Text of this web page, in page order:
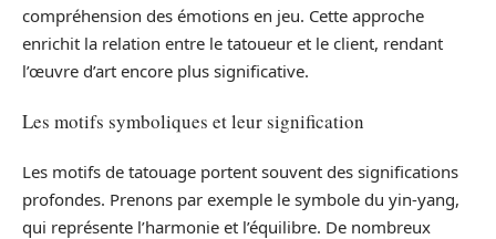
compréhension des émotions en jeu. Cette approche
enrichit la relation entre le tatoueur et le client, rendant
l’œuvre d’art encore plus significative.
Les motifs symboliques et leur signification
Les motifs de tatouage portent souvent des significations
profondes. Prenons par exemple le symbole du yin-yang,
qui représente l’harmonie et l’équilibre. De nombreux